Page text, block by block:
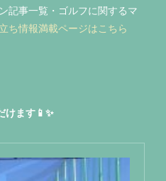
記事一覧・ゴルフに関するマ
ち情報満載ページはこちら
けます📱✨